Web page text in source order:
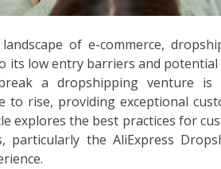
of e-commerce,
its low entry barriers and
a dropshipping venture is
to rise, providing exceptional
explores the best practices for
particularly the AliExpress